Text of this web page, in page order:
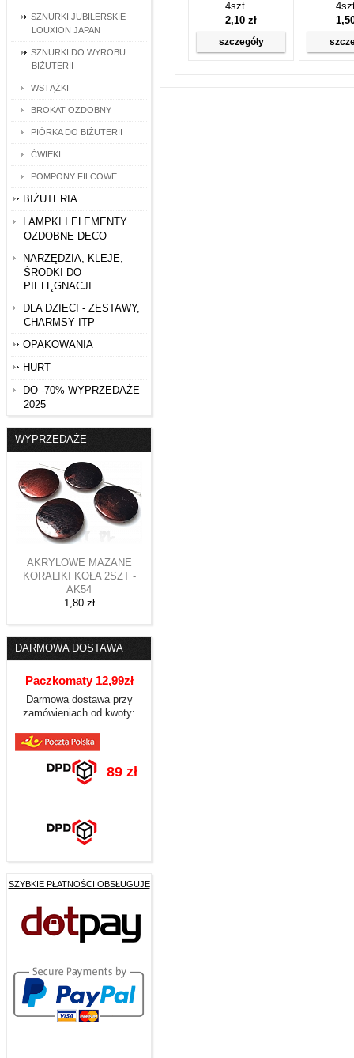
SZNURKI JUBILERSKIE
LOUXION JAPAN
SZNURKI DO WYROBU
BIŻUTERII
WSTĄŻKI
BROKAT OZDOBNY
PIÓRKA DO BIŻUTERII
ĆWIEKI
POMPONY FILCOWE
BIŻUTERIA
LAMPKI I ELEMENTY
OZDOBNE DECO
NARZĘDZIA, KLEJE,
ŚRODKI DO
PIELĘGNACJI
DLA DZIECI - ZESTAWY,
CHARMSY ITP
OPAKOWANIA
HURT
DO -70% WYPRZEDAŻE
2025
WYPRZEDAŻE
AKRYLOWE MAZANE
KORALIKI KOŁA 2SZT -
AK54
1,80 zł
DARMOWA DOSTAWA
Paczkomaty 12,99zł
Darmowa dostawa przy
zamówieniach od kwoty:
89 zł
SZYBKIE PŁATNOŚCI OBSŁUGUJE
4szt ...
2,10 zł
szczegóły